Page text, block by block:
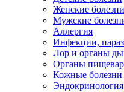
Женские болезни
Мужские
Аллергия
Инфекции,
Лор и органы
Органы
Кожные болезни
Эндокринология